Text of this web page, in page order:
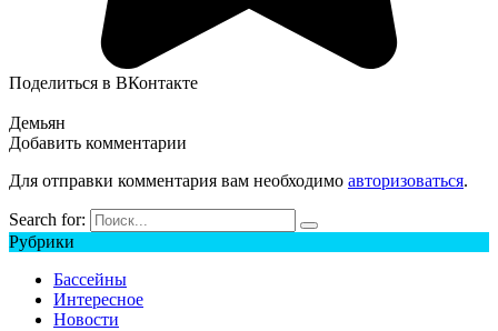
Поделиться в ВКонтакте
Демьян
Добавить комментарии
Для отправки комментария вам необходимо авторизоваться.
Search for:
Рубрики
Бассейны
Интересное
Новости